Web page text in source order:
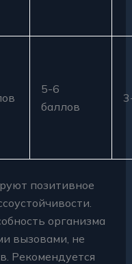
5-6
баллов
позитивное
организма
вызовами, не
Рекомендуется